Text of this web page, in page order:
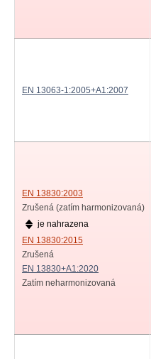
EN 13063-1:2005+A1:2007
EN 13830:2003
Zrušená (zatím harmonizovaná)
je nahrazena
EN 13830:2015
Zrušená
EN 13830+A1:2020
Zatím neharmonizovaná